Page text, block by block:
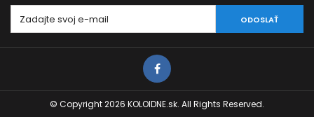
© Copyright 2026 KOLOIDNE.sk. All Rights Reserved.
ODOSLAŤ